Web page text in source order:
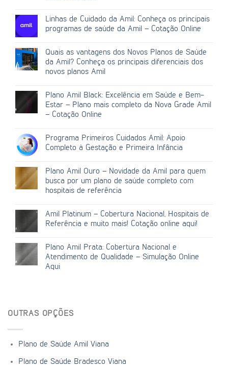
Linhas de Cuidado da Amil: Conheça os principais
programas de saúde da Amil – Cotação Online
Quais as vantagens dos Novos Planos de Saúde
da Amil? Conheça os principais diferenciais dos
novos planos Amil
Plano Amil Black: Excelência em Saúde e Bem-
Estar – Plano mais completo da Nova Grade Amil
– Cotação Online
Programa Primeiros Cuidados Amil: Apoio
Completo à Gestação e Primeira Infância
Plano Amil Ouro – Novidade da Amil para quem
busca por um plano de saúde completo com
hospitais de referência
Amil Platinum – Cobertura Nacional, Hospitais de
Referência e muito mais! Cotação online aqui!
Plano Amil Prata: Cobertura Nacional e
Atendimento de Qualidade – Simulação Online
Aqui
OUTRAS OPÇÕES
Plano de Saúde Amil Viana
Plano de Saúde Bradesco Viana